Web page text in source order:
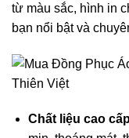
từ màu sắc, hình in
bạn nổi bật và
Chất liệu cao